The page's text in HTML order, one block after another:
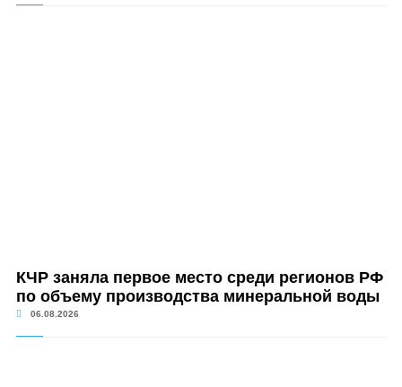
КЧР заняла первое место среди регионов РФ
по объему производства минеральной воды
06.08.2026